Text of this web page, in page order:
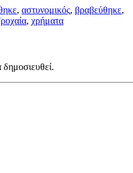
, αστυνομικός, βραβεύθηκε,
, χρήματα